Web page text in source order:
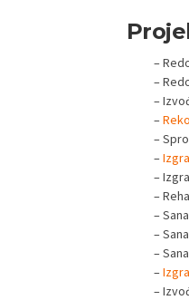
–
–
–
–
–
–
–
–
–
–
–
–
–